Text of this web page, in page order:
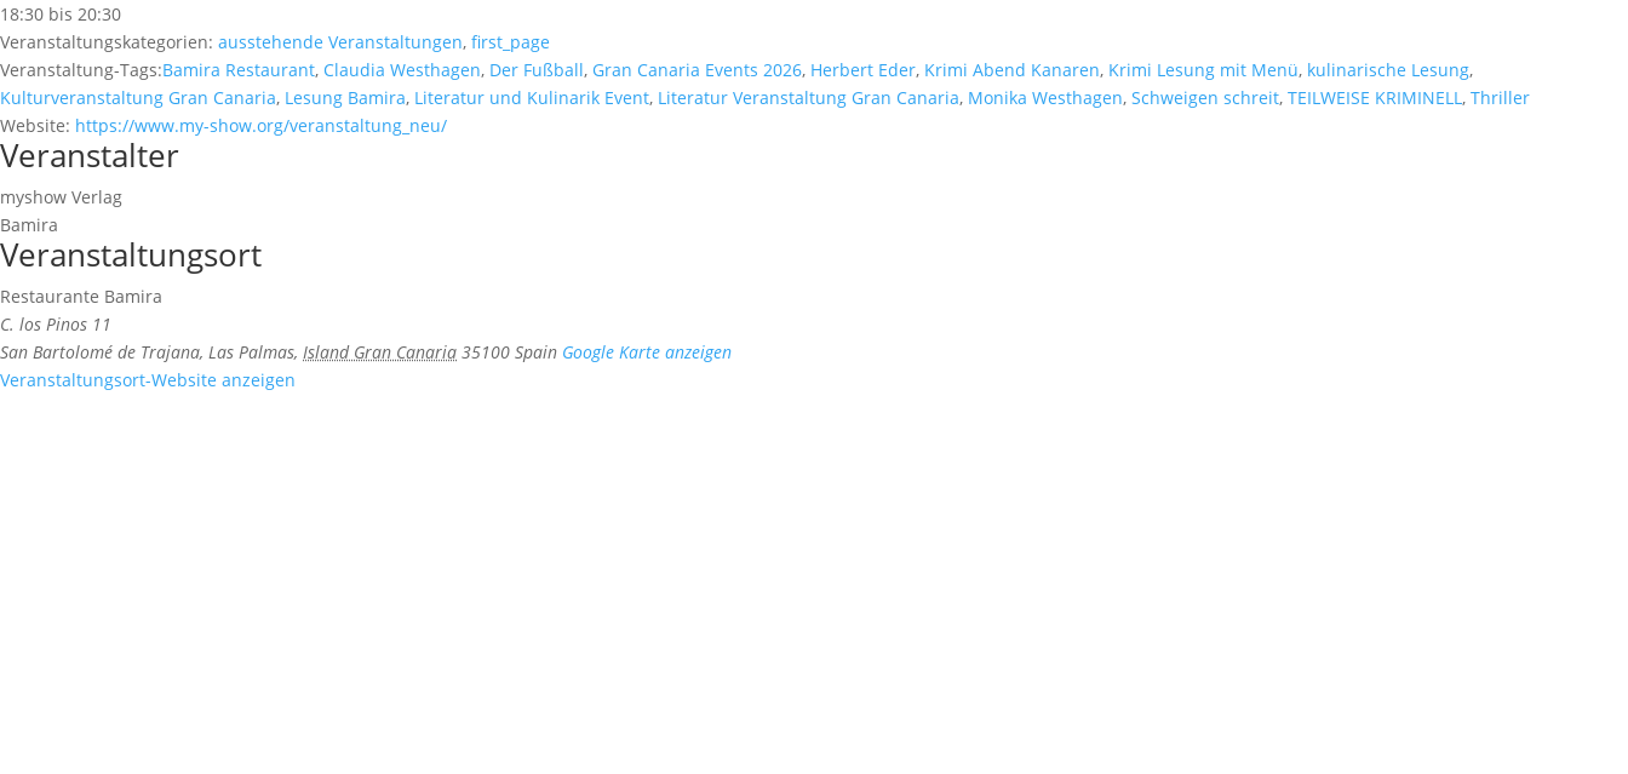
18:30 bis 20:30
Veranstaltungskategorien: ausstehende Veranstaltungen, first_page
Veranstaltung-Tags:Bamira Restaurant, Claudia Westhagen, Der Fußball, Gran Canaria Events 2026, Herbert Eder, Krimi Abend Kanaren, Krimi Lesung mit Menü, kulinarische Lesung,
Kulturveranstaltung Gran Canaria, Lesung Bamira, Literatur und Kulinarik Event, Literatur Veranstaltung Gran Canaria, Monika Westhagen, Schweigen schreit, TEILWEISE KRIMINELL, Thriller
Website: https://www.my-show.org/veranstaltung_neu/
Veranstalter
myshow Verlag
Bamira
Veranstaltungsort
Restaurante Bamira
C. los Pinos 11
San Bartolomé de Trajana, Las Palmas, Island Gran Canaria 35100 Spain Google Karte anzeigen
Veranstaltungsort-Website anzeigen